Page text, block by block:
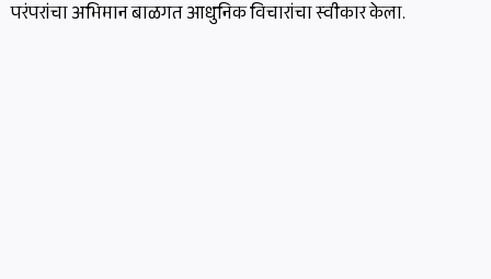
परंपरांचा अभिमान बाळगत आधुनिक विचारांचा स्वीकार केला.